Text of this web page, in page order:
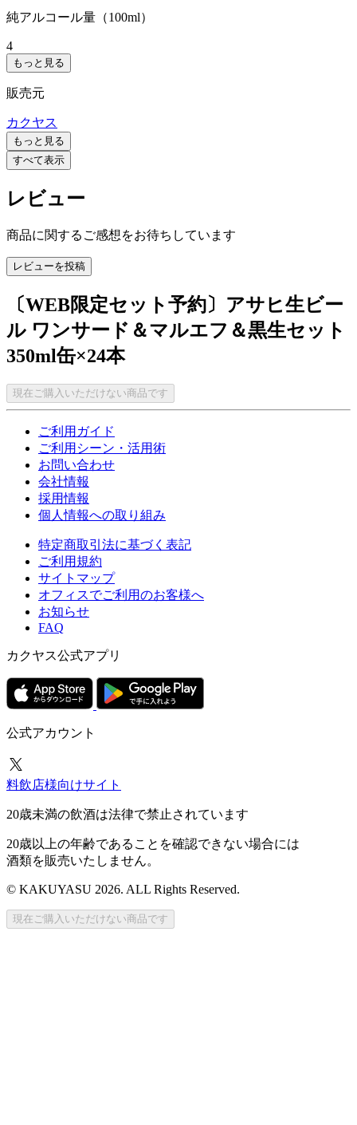
純アルコール量（100ml）
4
もっと見る
販売元
カクヤス
もっと見る
すべて表示
レビュー
商品に関するご感想をお待ちしています
レビューを投稿
〔WEB限定セット予約〕アサヒ生ビー
ル ワンサード＆マルエフ＆黒生セット
350ml缶×24本
現在ご購入いただけない商品です
ご利用ガイド
ご利用シーン・活用術
お問い合わせ
会社情報
採用情報
個人情報への取り組み
特定商取引法に基づく表記
ご利用規約
サイトマップ
オフィスでご利用のお客様へ
お知らせ
FAQ
カクヤス公式アプリ
公式アカウント
料飲店様向けサイト
20歳未満の飲酒は法律で禁止されています
20歳以上の年齢であることを確認できない場合には
酒類を販売いたしません。
© KAKUYASU 2026. ALL Rights Reserved.
現在ご購入いただけない商品です